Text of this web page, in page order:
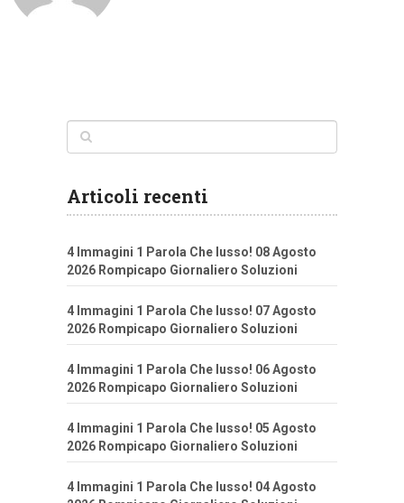
Articoli recenti
4 Immagini 1 Parola Che lusso! 08 Agosto
2026 Rompicapo Giornaliero Soluzioni
4 Immagini 1 Parola Che lusso! 07 Agosto
2026 Rompicapo Giornaliero Soluzioni
4 Immagini 1 Parola Che lusso! 06 Agosto
2026 Rompicapo Giornaliero Soluzioni
4 Immagini 1 Parola Che lusso! 05 Agosto
2026 Rompicapo Giornaliero Soluzioni
4 Immagini 1 Parola Che lusso! 04 Agosto